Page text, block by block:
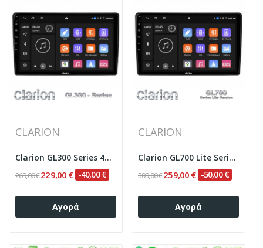
CLARION
Clarion GL300 Series 4Core Android ClarionOS...
269,00 €229,00 € -40,00 €
Αγορά
CLARION
Clarion GL700 Lite Series 8Core Android...
309,00 €259,00 € -50,00 €
Αγορά